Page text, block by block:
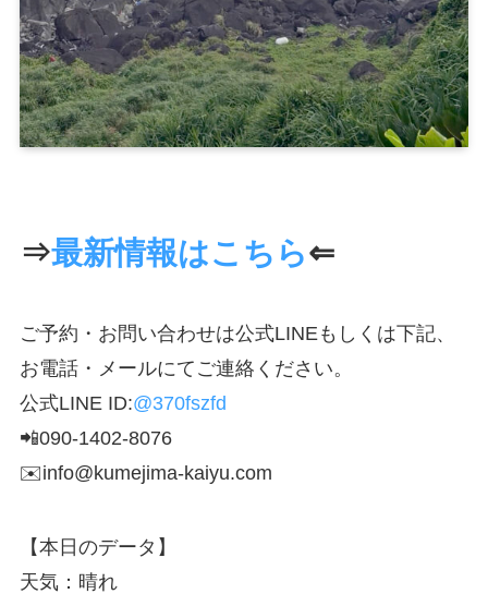
⇒最新情報はこちら⇐
ご予約・お問い合わせは公式LINEもしくは下記、
お電話・メールにてご連絡ください。
公式LINE ID:@370fszfd
📲090-1402-8076
✉️info@kumejima-kaiyu.com
【本日のデータ】
天気：晴れ